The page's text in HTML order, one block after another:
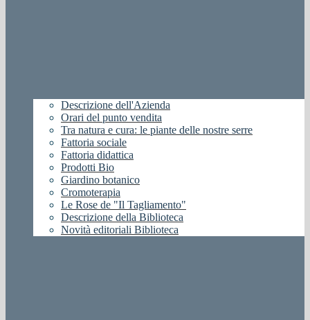
Descrizione dell'Azienda
Orari del punto vendita
Tra natura e cura: le piante delle nostre serre
Fattoria sociale
Fattoria didattica
Prodotti Bio
Giardino botanico
Cromoterapia
Le Rose de "Il Tagliamento"
Descrizione della Biblioteca
Novità editoriali Biblioteca